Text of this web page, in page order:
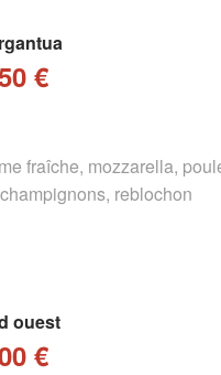
€
fraîche, mozzarella,
reblochon
ouest
€